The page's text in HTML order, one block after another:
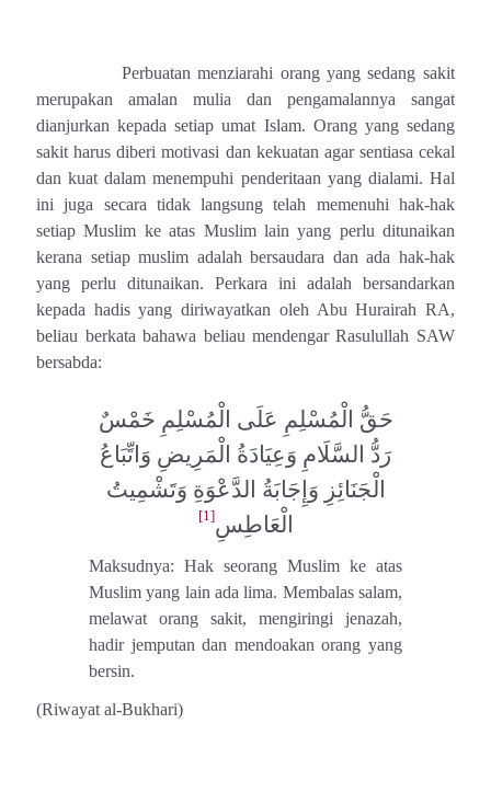
Perbuatan menziarahi orang yang sedang sakit
merupakan amalan mulia dan pengamalannya sangat
dianjurkan kepada setiap umat Islam. Orang yang sedang
sakit harus diberi motivasi dan kekuatan agar sentiasa cekal
dan kuat dalam menempuhi penderitaan yang dialami. Hal
ini juga secara tidak langsung telah memenuhi hak-hak
setiap Muslim ke atas Muslim lain yang perlu ditunaikan
kerana setiap muslim adalah bersaudara dan ada hak-hak
yang perlu ditunaikan. Perkara ini adalah bersandarkan
kepada hadis yang diriwayatkan oleh Abu Hurairah RA,
beliau berkata bahawa beliau mendengar Rasulullah SAW
bersabda:
حَقُّ الْمُسْلِمِ عَلَى الْمُسْلِمِ خَمْسٌ
رَدُّ السَّلَامِ وَعِيَادَةُ الْمَرِيضِ وَاتِّبَاعُ
الْجَنَائِزِ وَإِجَابَةُ الدَّعْوَةِ وَتَشْمِيتُ
الْعَاطِسِ[1]
Maksudnya: Hak seorang Muslim ke atas
Muslim yang lain ada lima. Membalas salam,
melawat orang sakit, mengiringi jenazah,
hadir jemputan dan mendoakan orang yang
bersin.
(Riwayat al-Bukhari)